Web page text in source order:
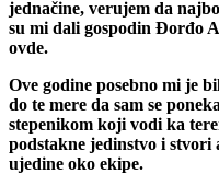
jednačine, verujem da
su mi dali gospodin Đorđo
ovde.
Ove godine posebno mi je
do te mere da sam se
stepenikom koji vodi ka
podstakne jedinstvo i stvori
ujedine oko ekipe.